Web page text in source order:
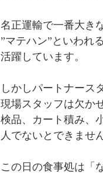
名正運輸で一番大き
”マテハン”といわれ
活躍しています。
しかしパートナース
現場スタッフは欠か
検品、カート積み、
人でないとできません
この日の食事処は「